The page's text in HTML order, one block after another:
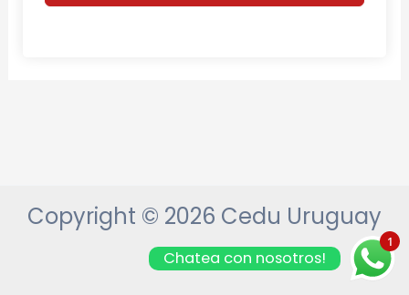
Copyright © 2026 Cedu Uruguay
1
Chatea con nosotros!